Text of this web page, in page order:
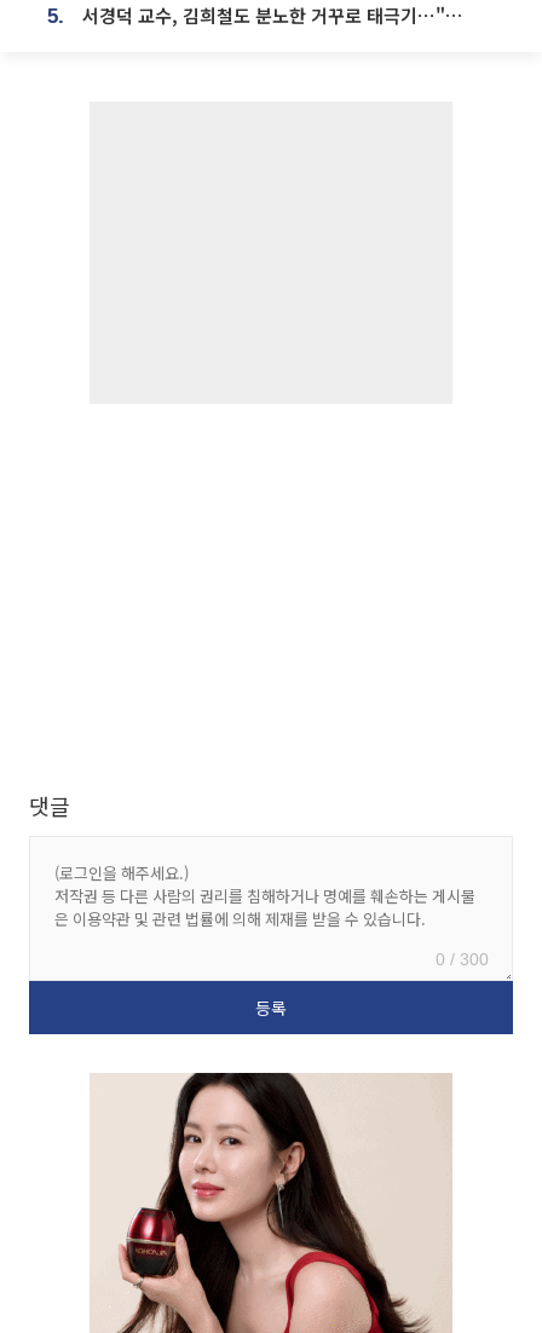
5. 서경덕 교수, 김희철도 분노한 거꾸로 태극기⋯"엉터리는 아냐, 아쉬울 뿐"
댓글
0 / 300